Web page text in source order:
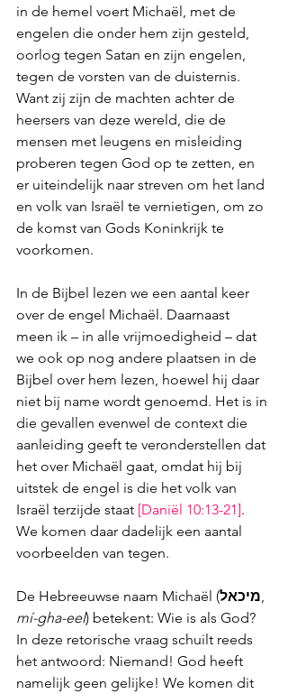
in de hemel voert Michaël, met de
engelen die onder hem zijn gesteld,
oorlog tegen Satan en zijn engelen,
tegen de vorsten van de duisternis.
Want zij zijn de machten achter de
heersers van deze wereld, die de
mensen met leugens en misleiding
proberen tegen God op te zetten, en
er uiteindelijk naar streven om het land
en volk van Israël te vernietigen, om zo
de komst van Gods Koninkrijk te
voorkomen.
In de Bijbel lezen we een aantal keer
over de engel Michaël. Daarnaast
meen ik – in alle vrijmoedigheid – dat
we ook op nog andere plaatsen in de
Bijbel over hem lezen, hoewel hij daar
niet bij name wordt genoemd. Het is in
die gevallen evenwel de context die
aanleiding geeft te veronderstellen dat
het over Michaël gaat, omdat hij bij
uitstek de engel is die het volk van
Israël terzijde staat [Daniël 10:13-21].
We komen daar dadelijk een aantal
voorbeelden van tegen.
De Hebreeuwse naam Michaël (מיכאל
mí-gha-eel) betekent: Wie is als God?
In deze retorische vraag schuilt reeds
het antwoord: Niemand! God heeft
namelijk geen gelijke! We komen dit